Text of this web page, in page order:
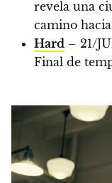
revela una
camino
Hard – 21/
Final de